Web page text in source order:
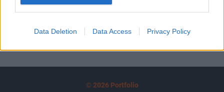
Data Deletion Data Access Privacy Policy
MÁR ELŐFIZETŐNK VAGY?
© 2026 Portfolio